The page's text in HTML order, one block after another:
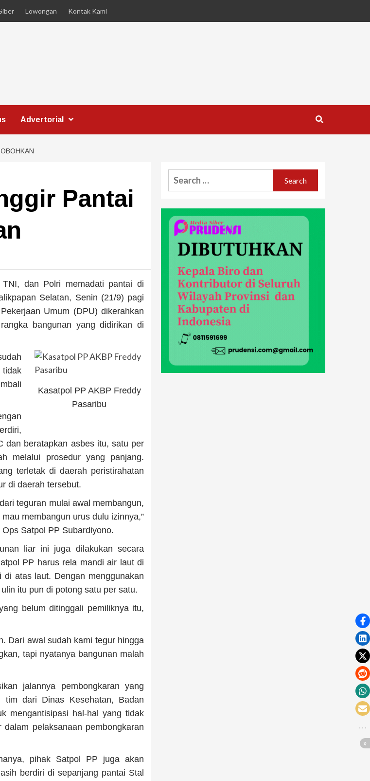
Lowongan Kontak Kami
Advertorial
Pantai
dan Polri memadati pantai di
Selatan, Senin (21/9) pagi
Umum (DPU) dikerahkan
bangunan yang didirikan di
Kasatpol PP AKBP Freddy
Pasaribu
tidak
dan beratapkan asbes itu, satu per
melalui prosedur yang panjang.
terletak di daerah peristirahatan
di daerah tersebut.
teguran mulai awal membangun,
membangun urus dulu izinnya,”
Satpol PP Subardiyono.
liar ini juga dilakukan secara
PP harus rela mandi air laut di
atas laut. Dengan menggunakan
itu pun di potong satu per satu.
belum ditinggali pemiliknya itu,
Dari awal sudah kami tegur hingga
tapi nyatanya bangunan malah
jalannya pembongkaran yang
tim dari Dinas Kesehatan, Badan
mengantisipasi hal-hal yang tidak
pelaksanaan pembongkaran
pihak Satpol PP juga akan
berdiri di sepanjang pantai Stal